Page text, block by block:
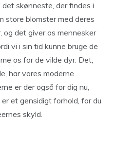
skønneste, der findes i
store blomster med deres
det giver os mennesker
vi i sin tid kunne bruge de
os for de vilde dyr. Det,
har vores moderne
er der også for dig nu,
et gensidigt forhold, for du
skyld.